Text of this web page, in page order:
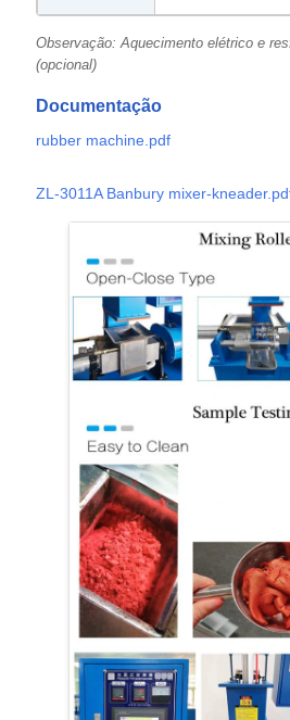
Observação: Aquecimento elétrico e
(opcional)
Documentação
rubber machine.pdf
ZL-3011A Banbury mixer-